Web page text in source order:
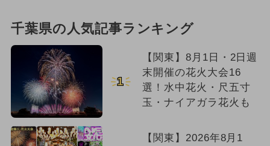
千葉県の人気記事ランキング
1
【関東】8月1日・2日週
末開催の花火大会16
選！水中花火・尺五寸
玉・ナイアガラ花火も
【関東】2026年8月1